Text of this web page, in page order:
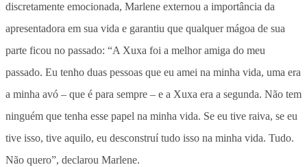
discretamente emocionada, Marlene externou a importância da
apresentadora em sua vida e garantiu que qualquer mágoa de sua
parte ficou no passado: “A Xuxa foi a melhor amiga do meu
passado. Eu tenho duas pessoas que eu amei na minha vida, uma era
a minha avó – que é para sempre – e a Xuxa era a segunda. Não tem
ninguém que tenha esse papel na minha vida. Se eu tive raiva, se eu
tive isso, tive aquilo, eu desconstruí tudo isso na minha vida. Tudo.
Não quero”, declarou Marlene.